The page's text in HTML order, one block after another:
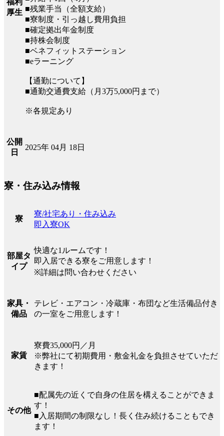
福利
厚生 ■残業手当（全額支給）
■寮制度・引っ越し費用負担
■確定拠出年金制度
■持株会制度
■ベネフィットステーション
■eラーニング
【通勤について】
■通勤交通費支給（月3万5,000円まで）
※各規定あり
公開
日
2025年 04月 18日
寮・住み込み情報
寮
寮/社宅あり・住み込み
即入寮OK
部屋タ
イプ
快適な1ルームです！
即入居できる寮をご用意します！
※詳細は問い合わせください
家具・
備品
テレビ・エアコン・冷蔵庫・布団など生活備品付き
の一室をご用意します！
家賃
寮費35,000円／月
※弊社にて初期費用・敷金礼金を負担させていただ
きます！
その他
■配属先の近くで自身の住居を構えることができま
す！
■入居期間の制限なし！長く住み続けることもでき
ます！